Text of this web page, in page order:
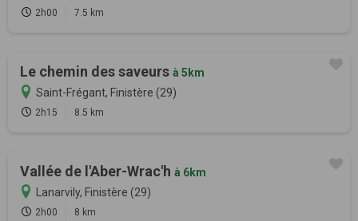
2h00 7.5 km
Le chemin des saveurs à 5km
Saint-Frégant, Finistère (29)
2h15 8.5 km
Vallée de l'Aber-Wrac'h à 6km
Lanarvily, Finistère (29)
2h00 8 km